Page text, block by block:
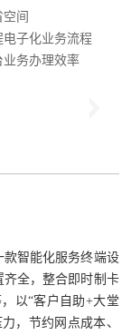
间
子化业务流程
务办理效率
款智能化服务终端设
齐全，整合即时制卡
以“客户自助+大堂
，节约网点成本、